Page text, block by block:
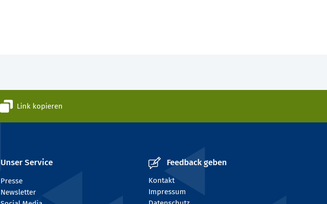
Link kopieren
Unser Service
Presse
Newsletter
Feedback geben
Kontakt
Impressum